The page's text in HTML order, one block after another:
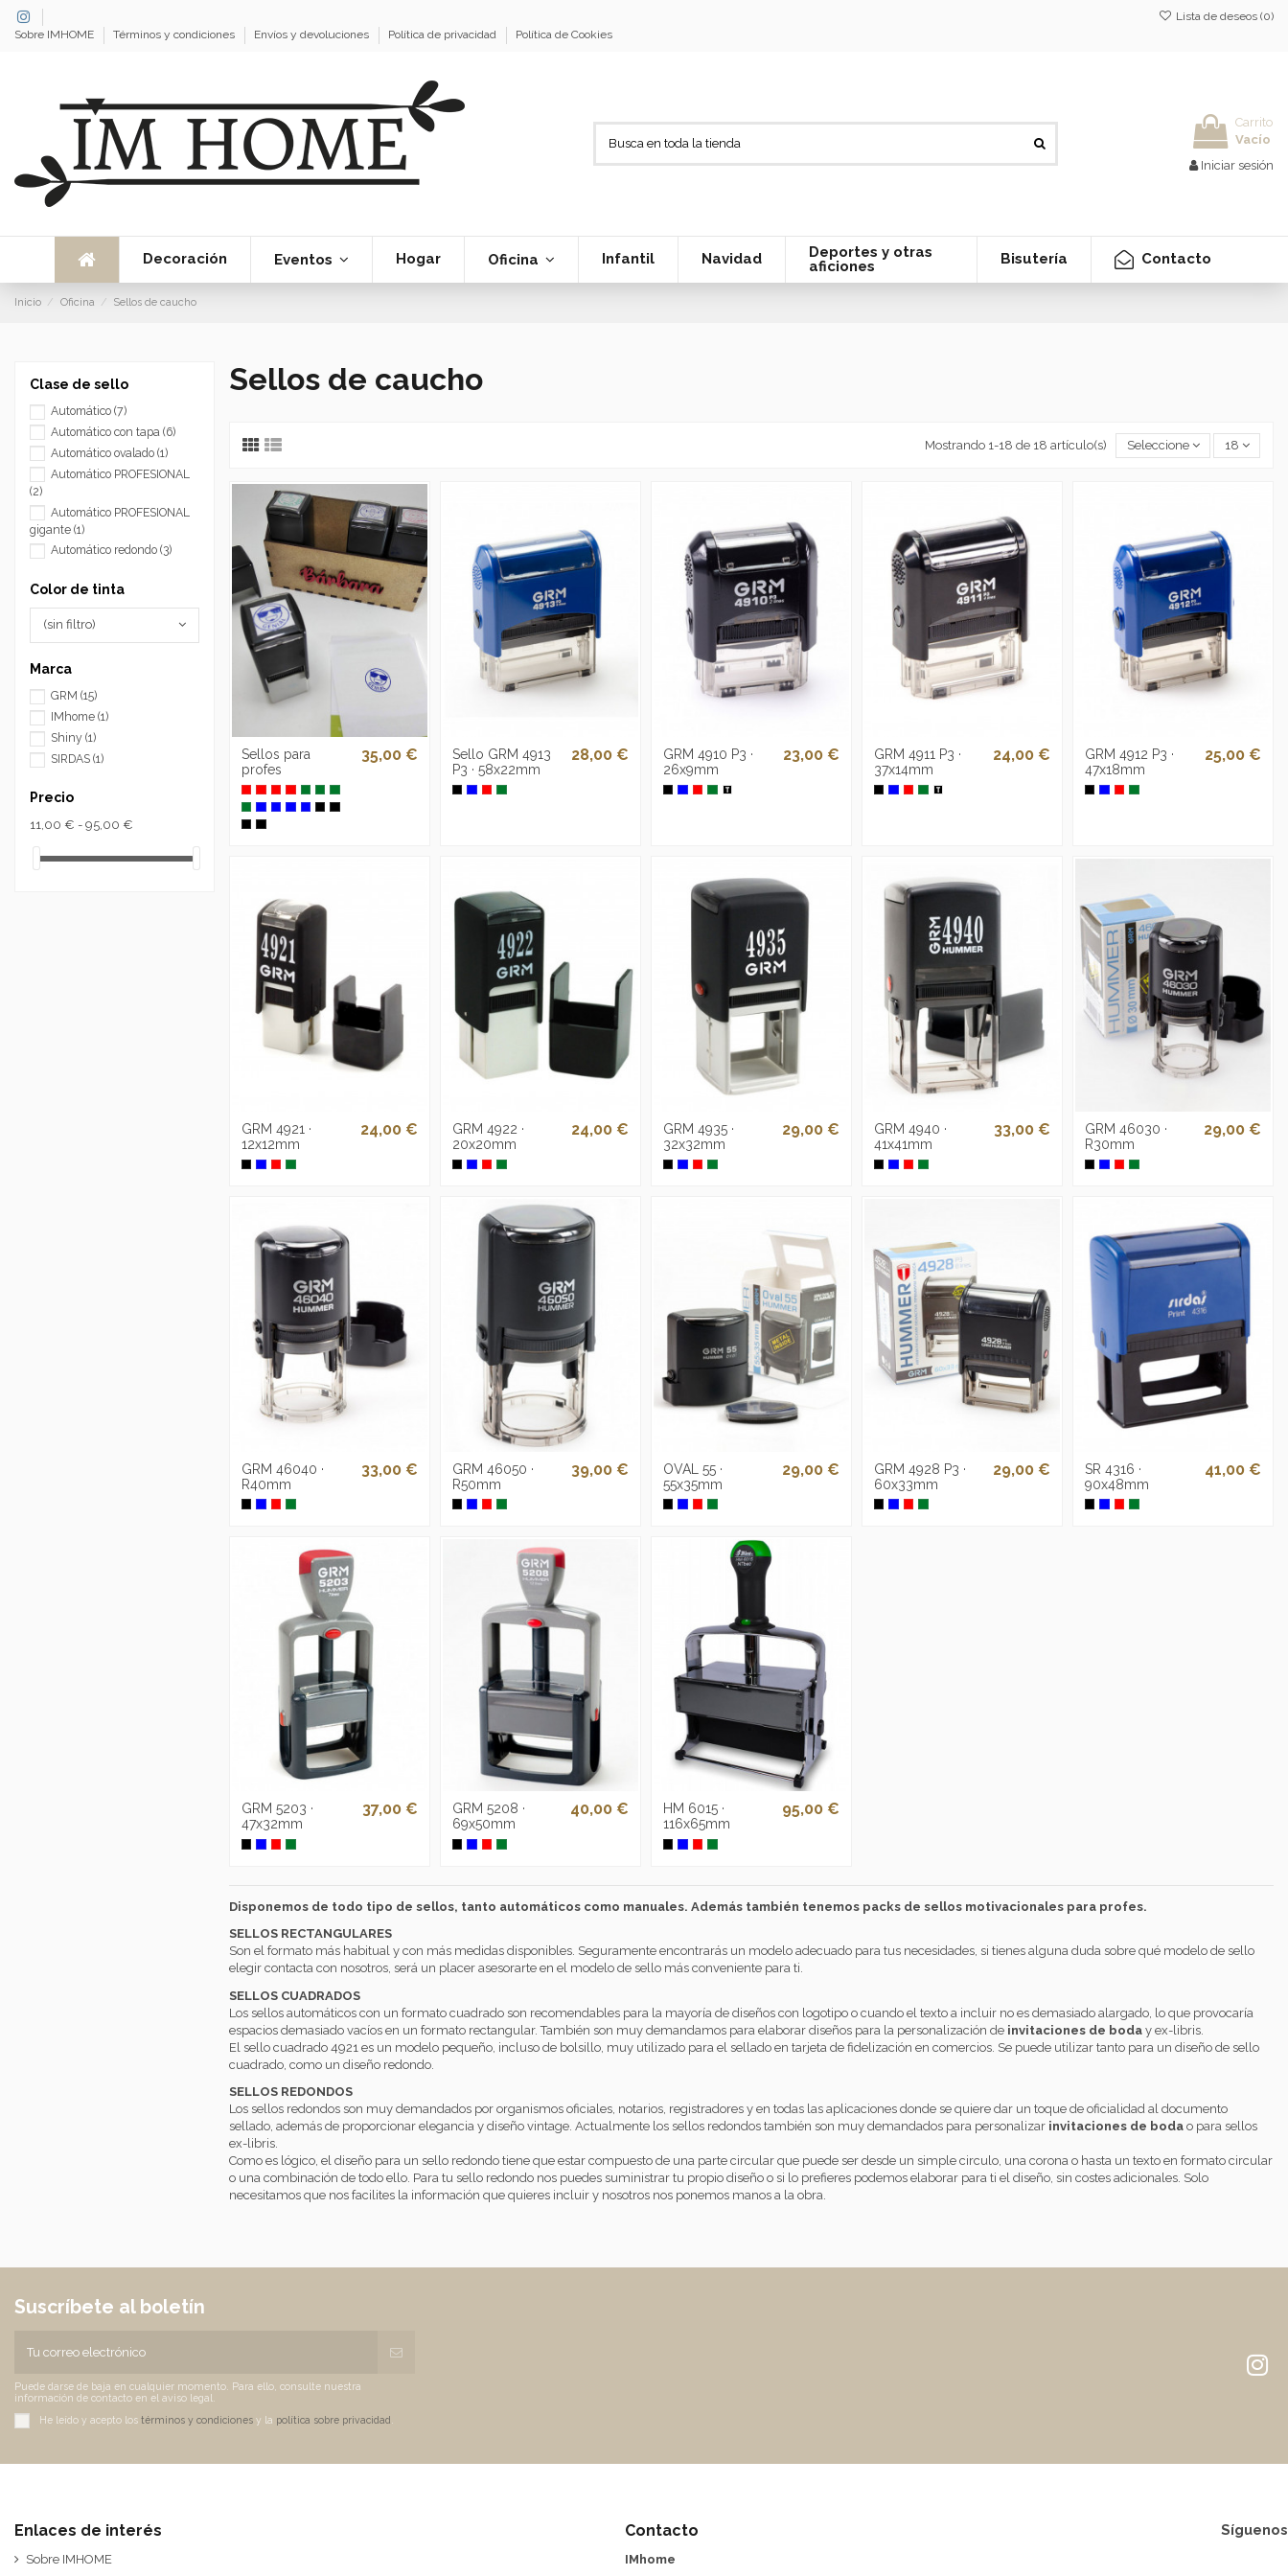
Sobre IMHOME Términos y condiciones Envíos y devoluciones Política de privacidad Política de Cookies
Lista de deseos (0)
Carrito
Vacío
Iniciar sesión
Decoración Eventos Hogar Oficina Infantil Navidad
Deportes y otras
aficiones
Bisutería Contacto
Inicio Oficina Sellos de caucho
Sellos de caucho
Mostrando 1-18 de 18 artículo(s) Seleccione 18
Sellos para
profes
35,00 €
Sello GRM 4913
P3 · 58x22mm
28,00 €
GRM 4910 P3 ·
26x9mm
23,00 €
GRM 4911 P3 ·
37x14mm
24,00 €
GRM 4912 P3 ·
47x18mm
25,00 €
GRM 4921 ·
12x12mm
24,00 €
GRM 4922 ·
20x20mm
24,00 €
GRM 4935 ·
32x32mm
29,00 €
GRM 4940 ·
41x41mm
33,00 €
GRM 46030 ·
R30mm
29,00 €
GRM 46040 ·
R40mm
33,00 €
GRM 46050 ·
R50mm
39,00 €
OVAL 55 ·
55x35mm
29,00 €
GRM 4928 P3 ·
60x33mm
29,00 €
SR 4316 ·
90x48mm
41,00 €
GRM 5203 ·
47x32mm
37,00 €
GRM 5208 ·
69x50mm
40,00 €
HM 6015 ·
116x65mm
95,00 €
Disponemos de todo tipo de sellos, tanto automáticos como manuales. Además también tenemos packs de sellos motivacionales para profes.
SELLOS RECTANGULARES
Son el formato más habitual y con más medidas disponibles. Seguramente encontrarás un modelo adecuado para tus necesidades, si tienes alguna duda sobre qué modelo de sello
elegir contacta con nosotros, será un placer asesorarte en el modelo de sello más conveniente para ti.
SELLOS CUADRADOS
Los sellos automáticos con un formato cuadrado son recomendables para la mayoría de diseños con logotipo o cuando el texto a incluir no es demasiado alargado, lo que provocaría
espacios demasiado vacíos en un formato rectangular. También son muy demandamos para elaborar diseños para la personalización de invitaciones de boda y ex-libris.
El sello cuadrado 4921 es un modelo pequeño, incluso de bolsillo, muy utilizado para el sellado en tarjeta de fidelización en comercios. Se puede utilizar tanto para un diseño de sello
cuadrado, como un diseño redondo.
SELLOS REDONDOS
Los sellos redondos son muy demandados por organismos oficiales, notarios, registradores y en todas las aplicaciones donde se quiere dar un toque de oficialidad al documento
sellado, además de proporcionar elegancia y diseño vintage. Actualmente los sellos redondos también son muy demandados para personalizar invitaciones de boda o para sellos
ex-libris.
Como es lógico, el diseño para un sello redondo tiene que estar compuesto de una parte circular que puede ser desde un simple circulo, una corona o hasta un texto en formato circular
o una combinación de todo ello. Para tu sello redondo nos puedes suministrar tu propio diseño o si lo prefieres podemos elaborar para ti el diseño, sin costes adicionales. Solo
necesitamos que nos facilites la información que quieres incluir y nosotros nos ponemos manos a la obra.
Clase de sello
Automático (7)
Automático con tapa (6)
Automático ovalado (1)
Automático PROFESIONAL
(2)
Automático PROFESIONAL
gigante (1)
Automático redondo (3)
Color de tinta
(sin filtro)
Marca
GRM (15)
IMhome (1)
Shiny (1)
SIRDAS (1)
Precio
11,00 € - 95,00 €
Suscríbete al boletín
Puede darse de baja en cualquier momento. Para ello, consulte nuestra
información de contacto en el aviso legal.
He leído y acepto los términos y condicionesy la política sobre privacidad
Enlaces de interés
Sobre IMHOME
Contacto
IMhome
Síguenos